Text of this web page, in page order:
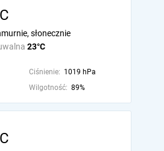
23°C
słonecznie
Ciśnienie: 1019 hPa
Wilgotność: 89%